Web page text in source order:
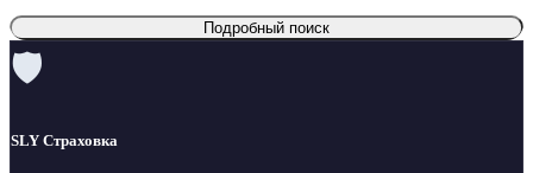
Подробный поиск
🛡
SLY Страховка